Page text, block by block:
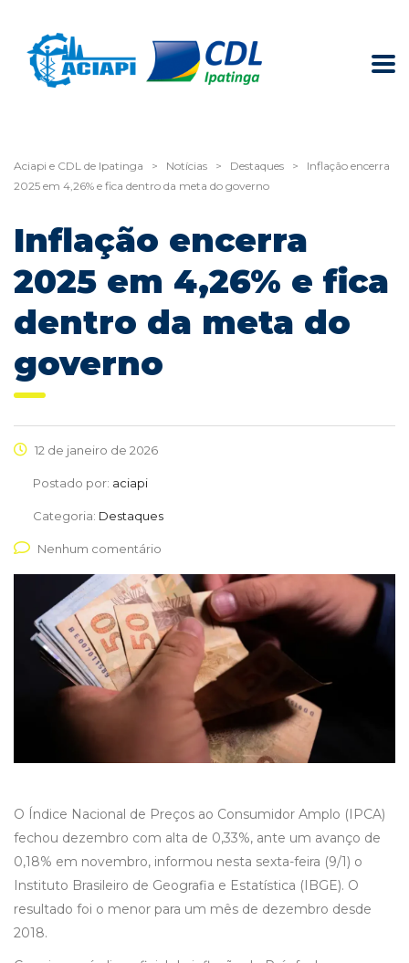
Aciapi e CDL de Ipatinga > Notícias > Destaques >
Inflação encerra
2025 em 4,26% e fica dentro da meta do governo
Inflação encerra
2025 em 4,26% e fica
dentro da meta do
governo
12 de janeiro de 2026
Postado por: aciapi
Categoria: Destaques
Nenhum comentário
O Índice Nacional de Preços ao Consumidor Amplo (IPCA)
fechou dezembro com alta de 0,33%, ante um avanço de
0,18% em novembro, informou nesta sexta-feira (9/1) o
Instituto Brasileiro de Geografia e Estatística (IBGE). O
resultado foi o menor para um mês de dezembro desde
2018.